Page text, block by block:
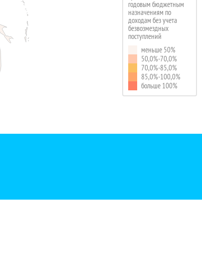
годовым бюджетным
назначениям по
доходам без учета
безвозмездных
поступлений
меньше 50%
50,0%-70,0%
70,0%-85,0%
85,0%-100,0%
больше 100%